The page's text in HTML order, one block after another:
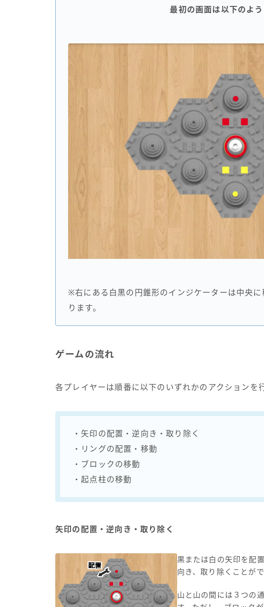
最初の画面は以下のよ
※右にある白黒の円錐形のインジケーターは中央
ります。
ゲームの流れ
各プレイヤーは順番に以下のいずれかのアクションを
・矢印の配置・逆向き・取り除く
・リングの配置・移動
・ブロックの移動
・起点柱の移動
矢印の配置・逆向き・取り除く
黒または白の矢印を配
向き、取り除くことがで
山と山の間には３つの